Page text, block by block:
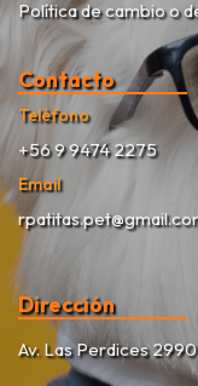
Política de cambio o
Contacto
Teléfono
+56 9 9474 2275
Email
Dirección
Av. Las Perdices